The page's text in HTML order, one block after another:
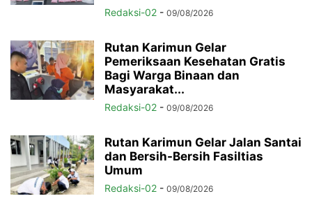
Redaksi-02 - 09/08/2026
Rutan Karimun Gelar
Pemeriksaan Kesehatan Gratis
Bagi Warga Binaan dan
Masyarakat...
Redaksi-02 - 09/08/2026
Rutan Karimun Gelar Jalan Santai
dan Bersih-Bersih Fasiltias
Umum
Redaksi-02 - 09/08/2026